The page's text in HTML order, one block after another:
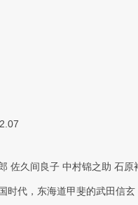
佐久间良子 中村锦之助 石原
时代，东海道甲斐的武田信